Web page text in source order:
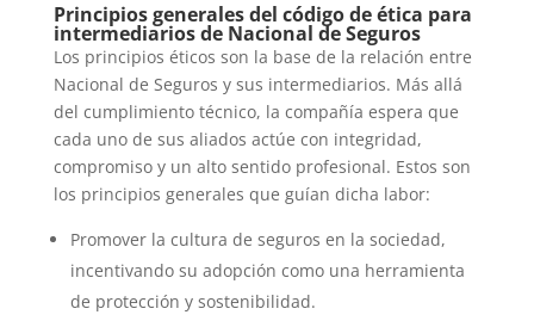
Principios generales del código de ética para
intermediarios de Nacional de Seguros
Los principios éticos son la base de la relación entre
Nacional de Seguros y sus intermediarios. Más allá
del cumplimiento técnico, la compañía espera que
cada uno de sus aliados actúe con integridad,
compromiso y un alto sentido profesional. Estos son
los principios generales que guían dicha labor:
Promover la cultura de seguros en la sociedad,
incentivando su adopción como una herramienta
de protección y sostenibilidad.